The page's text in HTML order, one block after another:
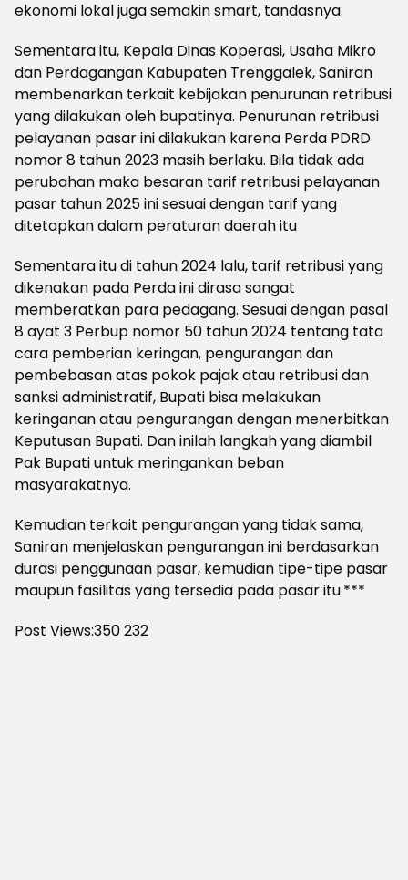
ekonomi lokal juga semakin smart, tandasnya.
Sementara itu, Kepala Dinas Koperasi, Usaha Mikro
dan Perdagangan Kabupaten Trenggalek, Saniran
membenarkan terkait kebijakan penurunan retribusi
yang dilakukan oleh bupatinya. Penurunan retribusi
pelayanan pasar ini dilakukan karena Perda PDRD
nomor 8 tahun 2023 masih berlaku. Bila tidak ada
perubahan maka besaran tarif retribusi pelayanan
pasar tahun 2025 ini sesuai dengan tarif yang
ditetapkan dalam peraturan daerah itu
Sementara itu di tahun 2024 lalu, tarif retribusi yang
dikenakan pada Perda ini dirasa sangat
memberatkan para pedagang. Sesuai dengan pasal
8 ayat 3 Perbup nomor 50 tahun 2024 tentang tata
cara pemberian keringan, pengurangan dan
pembebasan atas pokok pajak atau retribusi dan
sanksi administratif, Bupati bisa melakukan
keringanan atau pengurangan dengan menerbitkan
Keputusan Bupati. Dan inilah langkah yang diambil
Pak Bupati untuk meringankan beban
masyarakatnya.
Kemudian terkait pengurangan yang tidak sama,
Saniran menjelaskan pengurangan ini berdasarkan
durasi penggunaan pasar, kemudian tipe-tipe pasar
maupun fasilitas yang tersedia pada pasar itu.***
Post Views:350232